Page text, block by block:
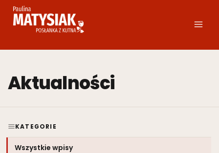
Przejdź
Aktualności
KATEGORIE
Wszystkie wpisy